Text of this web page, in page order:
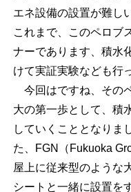
エネ設備の設置が難し
これまで、このペロブ
ナーであります、積水
けて実証実験なども行
今回はですね、その
大の第一歩として、積
していくこととなりま
た、FGN（Fukuoka
屋上に従来型のような
シートと一緒に設置を